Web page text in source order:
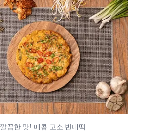
깔끔한 맛! 매콤 고소 빈대떡